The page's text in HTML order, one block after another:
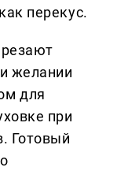
перекус.
желании
для
при
Готовый